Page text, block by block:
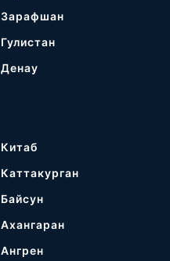
Зарафшан
Гулистан
Денау
Китаб
Каттакурган
Байсун
Ахангаран
Ангрен